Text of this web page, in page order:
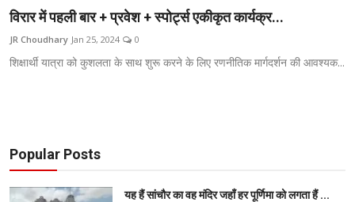
मनोरंजन
टेक
खेल
विरार में पहली बार + प्रवेश + स्पोर्ट्स एकीकृत कार्यक्र...
JR Choudhary Jan 25, 2024 0
शिक्षार्थी यात्रा को कुशलता के साथ शुरू करने के लिए रणनीतिक मार्गदर्शन की आवश्यक...
Popular Posts
यह हैं सांचौर का वह मंदिर जहाँ हर पूर्णिमा को लगता हैं ...